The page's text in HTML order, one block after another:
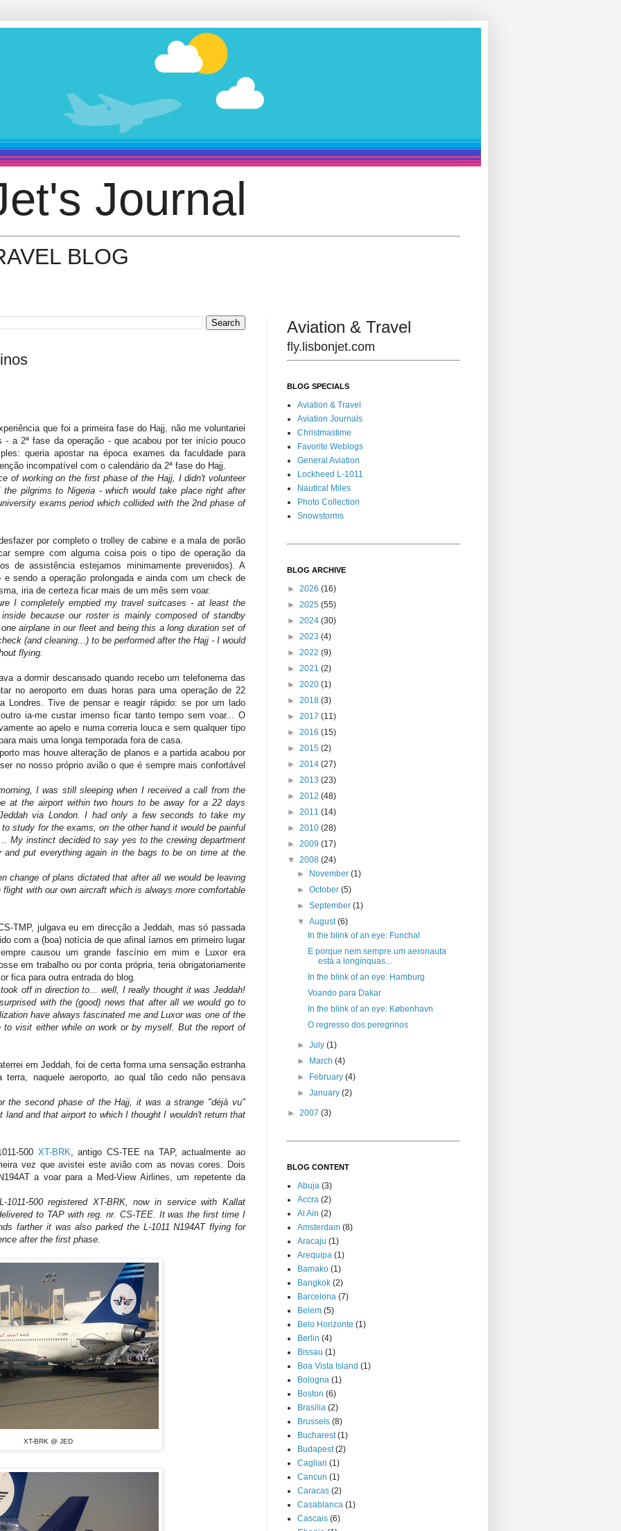
Journal
BLOG
que foi a primeira fase do Hajj, não me voluntariei
- a 2ª fase da operação - que acabou por ter início pouco
queria apostar na época exames da faculdade para
incompatível com o calendário da 2ª fase do Hajj.
of working on the first phase of the Hajj, I didn't volunteer
pilgrims to Nigeria - which would take place right after
exams period which collided with the 2nd phase of
por completo o trolley de cabine e a mala de porão
sempre com alguma coisa pois o tipo de operação da
de assistência estejamos minimamente prevenidos). A
sendo a operação prolongada e ainda com um check de
iria de certeza ficar mais de um mês sem voar.
I completely emptied my travel suitcases - at least the
because our roster is mainly composed of standby
airplane in our fleet and being this a long duration set of
(and cleaning...) to be performed after the Hajj - I would
flying.
a dormir descansado quando recebo um telefonema das
no aeroporto em duas horas para uma operação de 22
Londres. Tive de pensar e reagir rápido: se por um lado
ia-me custar imenso ficar tanto tempo sem voar... O
ao apelo e numa correria louca e sem qualquer tipo
mais uma longa temporada fora de casa.
mas houve alteração de planos e a partida acabou por
no nosso próprio avião o que é sempre mais confortável
I was still sleeping when I received a call from the
at the airport within two hours to be away for a 22 days
via London. I had only a few seconds to take my
study for the exams, on the other hand it would be painful
My instinct decided to say yes to the crewing department
and put everything again in the bags to be on time at the
change of plans dictated that after all we would be leaving
with our own aircraft which is always more comfortable
TMP, julgava eu em direcção a Jeddah, mas só passada
com a (boa) notícia de que afinal íamos em primeiro lugar
causou um grande fascínio em mim e Luxor era
em trabalho ou por conta própria, teria obrigatoriamente
fica para outra entrada do blog.
off in direction to... well, I really thought it was Jeddah!
with the (good) news that after all we would go to
have always fascinated me and Luxor was one of the
visit either while on work or by myself. But the report of
em Jeddah, foi de certa forma uma sensação estranha
terra, naquele aeroporto, ao qual tão cedo não pensava
the second phase of the Hajj, it was a strange "déjà vu"
land and that airport to which I thought I wouldn't return that
500 XT-BRK, antigo CS-TEE na TAP, actualmente ao
vez que avistei este avião com as novas cores. Dois
a voar para a Med-View Airlines, um repetente da
500 registered XT-BRK, now in service with Kallat
to TAP with reg. nr. CS-TEE. It was the first time I
farther it was also parked the L-1011 N194AT flying for
after the first phase.
XT-BRK @ JED
Aviation & Travel
fly.lisbonjet.com
BLOG SPECIALS
Aviation & Travel
Aviation Journals
Christmastime
Favorite Weblogs
General Aviation
Lockheed L-1011
Nautical Miles
Photo Collection
Snowstorms
BLOG ARCHIVE
► 2026 (16)
► 2025 (55)
► 2024 (30)
► 2023 (4)
► 2022 (9)
► 2021 (2)
► 2020 (1)
► 2018 (3)
► 2017 (11)
► 2016 (15)
► 2015 (2)
► 2014 (27)
► 2013 (23)
► 2012 (48)
► 2011 (14)
► 2010 (28)
► 2009 (17)
▼ 2008 (24)
►
November(1)
►October(5)
►September(1)
▼August(6)
In the blink of an eye: Funchal
E porque nem sempre um aeronauta
está a longínquas...
In the blink of an eye: Hamburg
Voando para Dakar
In the blink of an eye: København
O regresso dos peregrinos
►July(1)
►
March(4)
►
February(4)
►January(2)
► 2007 (3)
BLOG CONTENT
Abuja (3)
Accra (2)
Al Ain (2)
Amsterdam (8)
Aracaju (1)
Arequipa (1)
Bamako (1)
Bangkok (2)
Barcelona (7)
Belem (5)
Belo Horizonte (1)
Berlin (4)
Bissau (1)
Boa Vista Island (1)
Bologna (1)
Boston (6)
Brasilia (2)
Brussels (8)
Bucharest (1)
Budapest (2)
Cagliari (1)
Cancun (1)
Caracas (2)
Casablanca (1)
Cascais (6)